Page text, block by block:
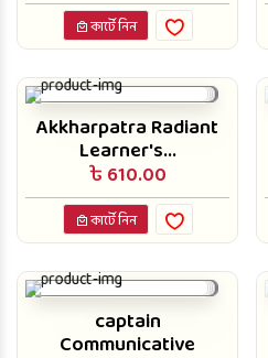
কার্টে নিন
Akkharpatra Radiant
Learner's...
৳ 610.00
কার্টে নিন
captain
Communicative